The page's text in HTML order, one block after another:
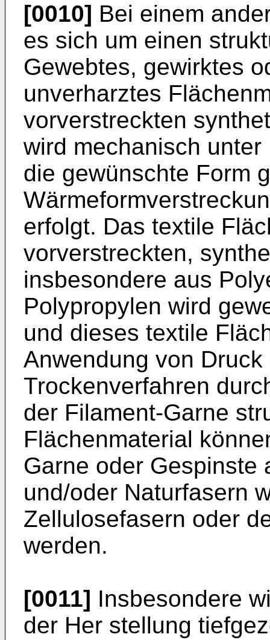
[0010] Bei einem
es sich um einen
Gewebtes, gewirktes
unverharztes
vorverstreckten
wird mechanisch
die gewünschte Form
erfolgt. Das tex­tile
vorverstreckten,
insbesondere aus
Polypropylen wird
und dieses textile
Anwendung von
Trockenverfahren
der Filament-Garne
Flächenmaterial
Garne oder Gespinste
und/oder Naturfasern
Zellulosefasern oder
wer­den.
[0011] Insbesondere
der Her­ stellung